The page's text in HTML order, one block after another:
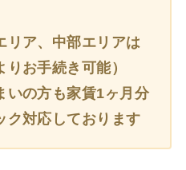
リア、中部エリアは
お手続き可能）
いの方も家賃1ヶ月分
ク対応しております